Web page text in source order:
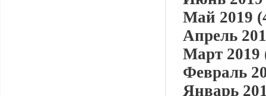
Май 2019
Апрель
Март 2019
Февраль
Январь